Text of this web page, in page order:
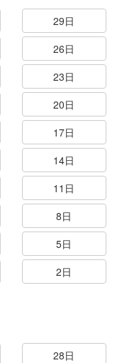
29日
26日
23日
20日
17日
14日
11日
8日
5日
2日
28日